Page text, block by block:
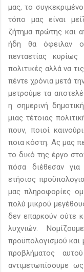
μας, το
τόπο μας είναι
ζήτημα πρώτης και
ήδη θα όφειλαν
πενταετίας
πολιτικές αλλά να
πέντε χρόνια μετά
μετρούμε τα
η σημερινή
μιας τέτοιας
πουν, ποιοί
ποια κόστη. Ας μας
το δικό της έργο
πόσα διέθεσαν
ετήσιος
μας πληροφορίες
πολύ μικρού
δεν επαρκούν ούτε
λυχνιών.
προϋπολογισμού και
προβλήματος
αντιμετωπίσουμε